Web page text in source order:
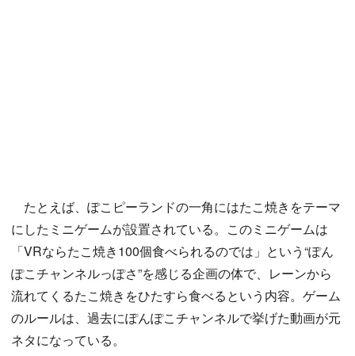
たとえば、ぽこピーランドの一角にはたこ焼きをテーマ
にしたミニゲームが設置されている。このミニゲームは
「VRならたこ焼き100個食べられるのでは」という“ぽん
ぽこチャンネルっぽさ”を感じる企画の体で、レーンから
流れてくるたこ焼きをひたすら食べるという内容。ゲーム
のルールは、過去にぽんぽこチャンネルで挙げた動画が元
ネタになっている。